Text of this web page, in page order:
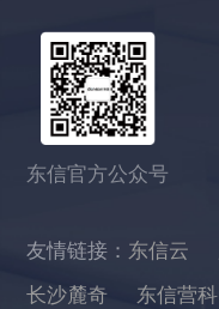
东信官方公众号
友情链接： 东信云
长沙麓奇
东信营科